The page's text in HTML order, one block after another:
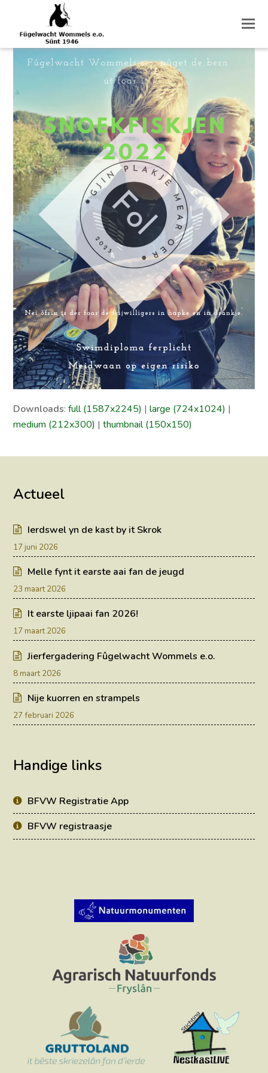
Downloads:full (1587x2245) |large (724x1024) |
medium (212x300) |thumbnail (150x150)
Actueel
Ierdswel yn de kast by it Skrok
17 juni 2026
Melle fynt it earste aai fan de jeugd
23 maart 2026
It earste ljipaai fan 2026!
17 maart 2026
Jierfergadering Fûgelwacht Wommels e.o.
8 maart 2026
Nije kuorren en strampels
27 februari 2026
Handige links
BFVW Registratie App
BFVW registraasje